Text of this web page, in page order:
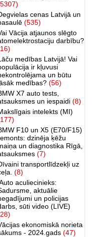
cenas Latvijā un
(535)
Vācija atjaunos slēgto
darbību?
medības Latvijā! Vai
ir kļuvusi
un būtu
medības? (56)
X7 auto tests,
un iespaidi (8)
intelekts (MI)
F10 un X5 (E70/F15)
dzinēja ķēžu
un diagnostika Rīgā,
(7)
transportlīdzekļi uz
(8)
aculiecinieks:
aktuālie
un policijas
sūti video (LIVE)
ekonomiskā norieta
- 2024.gads (47)